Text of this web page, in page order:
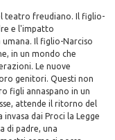
teatro freudiano. Il figlio-
e l'impatto
Il figlio-Narciso
in un mondo che
Le nuove
genitori. Questi non
figli annaspano in un
attende il ritorno del
dai Proci la Legge
di padre, una